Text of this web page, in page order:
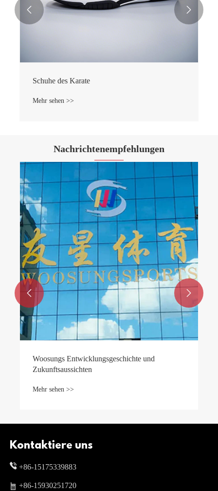
Schuhe des Karate
Mehr sehen >>
 
Nachrichtenempfehlungen
September Feierskonferenz
Mehr sehen >>
 
Kontaktiere uns
+86-15175339883
+86-15930251720